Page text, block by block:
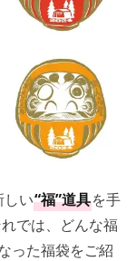
い“福”道具を手
では、どんな福
った福袋をご紹